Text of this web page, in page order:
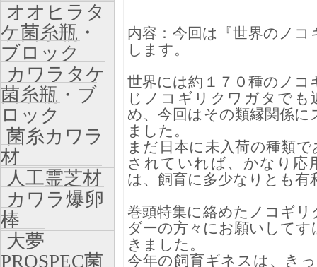
内容：今回は『世界のノ
します。
世界には約１７０種のノ
じノコギリクワガタで
め、今回はその類縁関係
ました。
まだ日本に未入荷の種類
されていれば、かなり応
は、飼育に多少なりとも有
巻頭特集に絡めたノコギ
ダーの方々にお願いして
きました。
今年の飼育ギネスは、き
オオヒラタ
ケ菌糸瓶・
ブロック
カワラタケ
菌糸瓶・ブ
ロック
菌糸カワラ
材
人工霊芝材
カワラ爆卵
棒
大夢
PROSPEC菌